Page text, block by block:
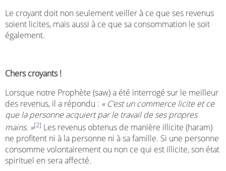
Le croyant doit non seulement veiller à ce que ses revenus
soient licites, mais aussi à ce que sa consommation le soit
également.
Chers croyants !
Lorsque notre Prophète (saw) a été interrogé sur le meilleur
des revenus, il a répondu : « C’est un commerce licite et ce
que la personne acquiert par le travail de ses propres
mains. »[2] Les revenus obtenus de manière illicite (haram)
ne profitent ni à la personne ni à sa famille. Si une personne
consomme volontairement ou non ce qui est illicite, son état
spirituel en sera affecté.